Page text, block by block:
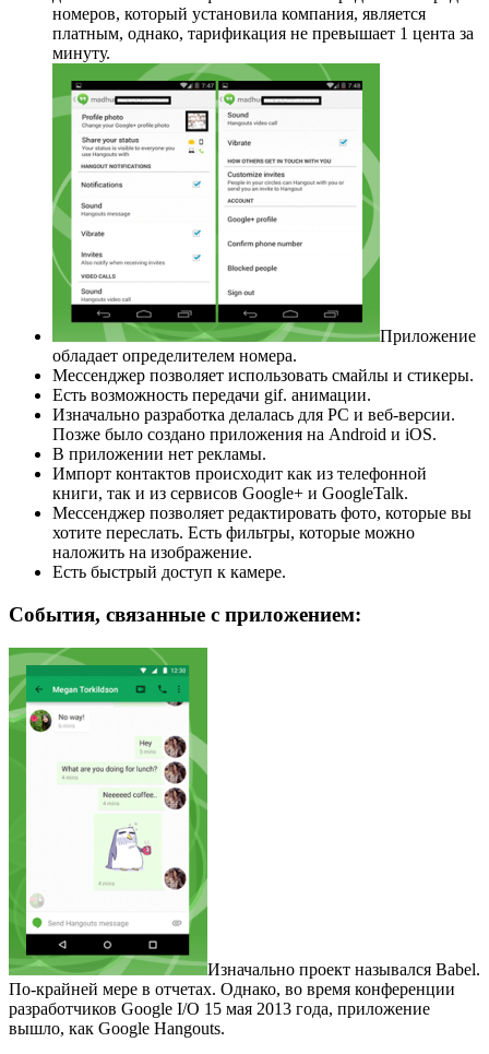
номеров, который установила компания, является
платным, однако, тарификация не превышает 1 цента за
минуту.
Приложение
обладает определителем номера.
Мессенджер позволяет использовать смайлы и стикеры.
Есть возможность передачи gif. анимации.
Изначально разработка делалась для PC и веб-версии.
Позже было создано приложения на Android и iOS.
В приложении нет рекламы.
Импорт контактов происходит как из телефонной
книги, так и из сервисов Google+ и GoogleTalk.
Мессенджер позволяет редактировать фото, которые вы
хотите переслать. Есть фильтры, которые можно
наложить на изображение.
Есть быстрый доступ к камере.
События, связанные с приложением:
Изначально проект назывался Babel.
По-крайней мере в отчетах. Однако, во время конференции
разработчиков Google I/O 15 мая 2013 года, приложение
вышло, как Google Hangouts.